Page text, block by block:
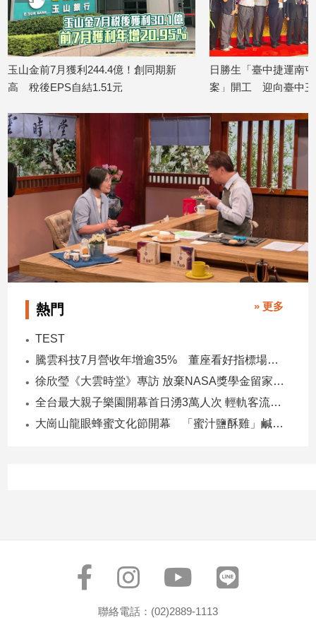
玉山金前7月獲利244.4億！創同期新
高 稅後EPS自結1.51元
日勝生「臺中捷運南
案」開工 迎向臺中
熱門 » 更多
TEST
騰雲科技7月營收年增逾35% 董座看好指標場域複製動能
徐欣瑩《大雲時堂》專訪 放棄NASA獎學金留家鄉 主張雙AI治縣讓城市更科技更有愛
全台最大親子樂園開幕首日湧3萬人次 輕軌客流增20倍
大崗山龍眼蜂蜜文化節開幕 「蜜汁鹽酥雞」鹹甜跨界搶話題
聯絡電話：(02)2889-1113